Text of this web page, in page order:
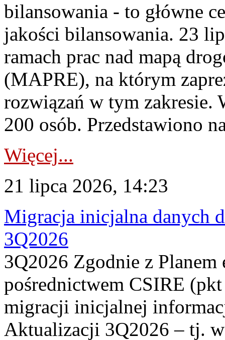
bilansowania - to główne
jakości bilansowania. 23
ramach prac nad mapą
(MAPRE), na którym
rozwiązań w tym zakresie.
200 osób. Przedstawiono
Więcej...
21 lipca 2026, 14:23
Migracja inicjalna danych
3Q2026
3Q2026 Zgodnie z
pośrednictwem CSIRE
migracji inicjalnej
Aktualizacji 3Q2026 – tj.